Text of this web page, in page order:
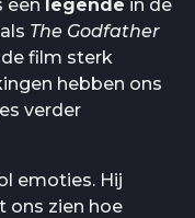
een legende in de
The Godfather
film sterk
hebben ons
verder
emoties. Hij
ons zien hoe